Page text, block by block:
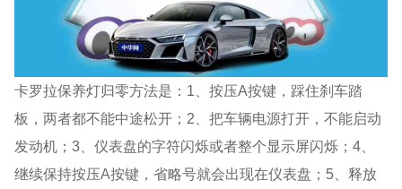
卡罗拉保养灯归零方法是：1、按压A按键，踩住刹车踏
板，两者都不能中途松开；2、把车辆电源打开，不能启动
发动机；3、仪表盘的字符闪烁或者整个显示屏闪烁；4、
继续保持按压A按键，省略号就会出现在仪表盘；5、释放